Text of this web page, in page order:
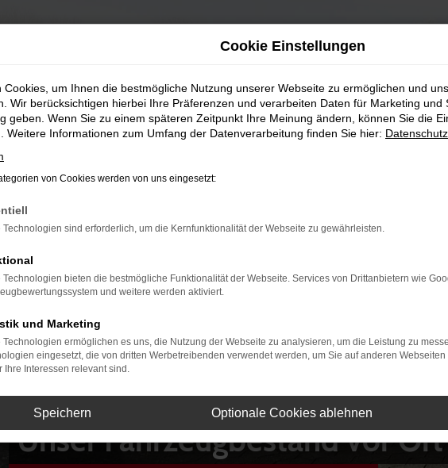
Unser Fahrzeugbestand vor Ort
Cookie Einstellungen
Cookies, um Ihnen die bestmögliche Nutzung unserer Webseite zu ermöglichen und
Wir berücksichtigen hierbei Ihre Präferenzen und verarbeiten Daten für Marketing und
geben. Wenn Sie zu einem späteren Zeitpunkt Ihre Meinung ändern, können Sie die
Weitere Informationen zum Umfang der Datenverarbeitung finden Sie hier:
von Cookies werden von uns eingesetzt:
Technologien sind erforderlich, um die Kernfunktionalität der Webseite zu gewährleisten.
Technologien bieten die bestmögliche Funktionalität der Webseite. Services von Drittanbietern wie
und weitere werden aktiviert.
und Marketing
Technologien ermöglichen es uns, die Nutzung der Webseite zu analysieren, um die Leistung zu
eingesetzt, die von dritten Werbetreibenden verwendet werden, um Sie auf anderen
Ihre Interessen relevant sind.
Speichern Optionale Cookies ablehnen